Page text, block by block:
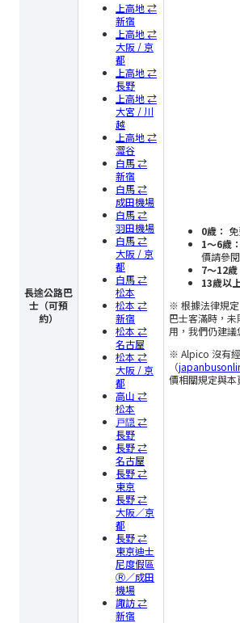
長途公路巴
士（可預
約）
上高地 ⇄
新宿
上高地 ⇄
大阪 / 京
都
上高地 ⇄
長野
上高地 ⇄
大宮 / 川
越
上高地 ⇄
澀谷
白馬 ⇄
新宿
白馬 ⇄
成田機場
白馬 ⇄
羽田機場
白馬 ⇄
大阪 / 京
都
白馬 ⇄
松本
松本 ⇄
新宿
松本 ⇄
名古屋
松本 ⇄
大阪 / 京
都
高山 ⇄
松本
戸隠 ⇄
長野
長野 ⇄
名古屋
長野 ⇄
東京
長野 ⇄
大阪／京
都
長野 ⇄
東京迪士
尼度假區
Ⓡ／成田
機場
諏訪 ⇄
新宿
0歲： 免
1～6歲：
價請參
7～12歲
13歲以
※ 根據法律規
巴士客滿時，
用，我們仍建議
※ Alpico 沒有
（
價相關規定與